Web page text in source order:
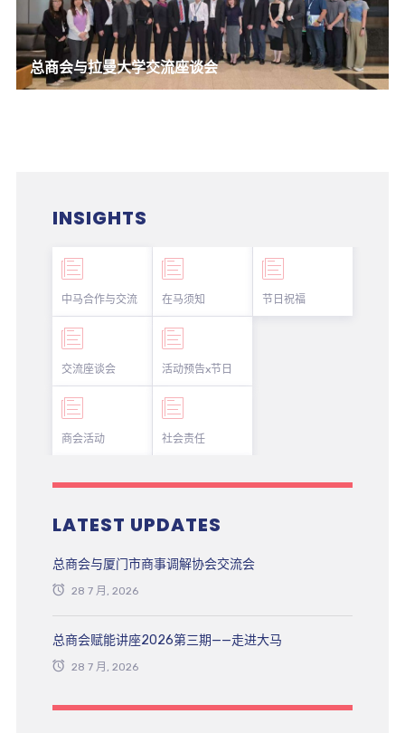
总商会与拉曼大学交流座谈会
INSIGHTS
中马合作与交流
交流座谈会
商会活动
在马须知
活动预告x节日
社会责任
节日祝福
LATEST UPDATES
总商会与厦门市商事调解协会交流会
28 7 月, 2026
总商会赋能讲座2026第三期——走进大马
28 7 月, 2026